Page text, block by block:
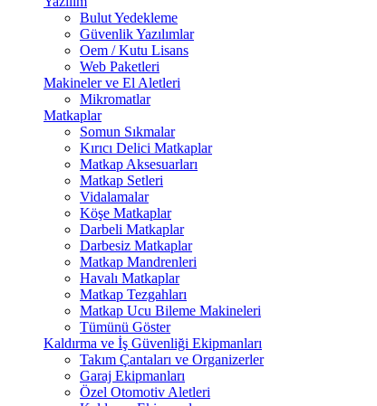
Bulut Yedekleme
Güvenlik Yazılımlar
Oem / Kutu Lisans
Web Paketleri
Makineler ve El Aletleri
Mikromatlar
Matkaplar
Somun Sıkmalar
Kırıcı Delici Matkaplar
Matkap Aksesuarları
Matkap Setleri
Vidalamalar
Köşe Matkaplar
Darbeli Matkaplar
Darbesiz Matkaplar
Matkap Mandrenleri
Havalı Matkaplar
Matkap Tezgahları
Matkap Ucu Bileme Makineleri
Tümünü Göster
Kaldırma ve İş Güvenliği Ekipmanları
Takım Çantaları ve Organizerler
Garaj Ekipmanları
Özel Otomotiv Aletleri